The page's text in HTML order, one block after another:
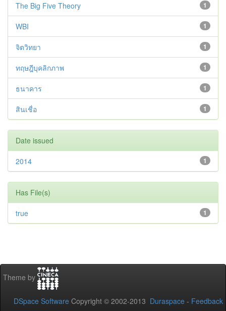
1
The Big Five Theory
1
WBI
1
จิตวิทยา
1
ทฤษฎีบุคลิกภาพ
1
ธนาคาร
1
สินเชื่อ
Date issued
1
2014
Has File(s)
1
true
Theme by
DSpace Software Copyright © 2002-2013 Duraspace - Feedback